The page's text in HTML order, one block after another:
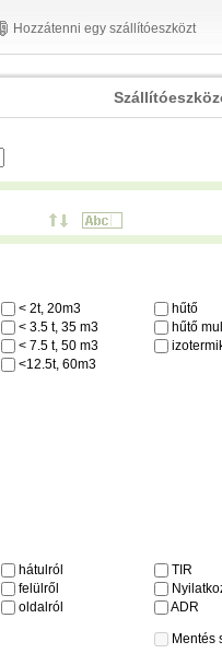
Hozzátenni egy szállítóeszközt
< 2t, 20m3
< 3.5 t, 35 m3
< 7.5 t, 50 m3
<12.5t, 60m3
hűtő
hűtő
hátulról
felülről
oldalról
TIR
ADR
Mentés